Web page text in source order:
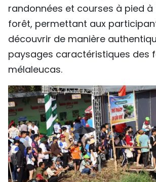
randonnées et courses à pied à
forêt, permettant aux
découvrir de manière
paysages caractéristiques des
mélaleucas.